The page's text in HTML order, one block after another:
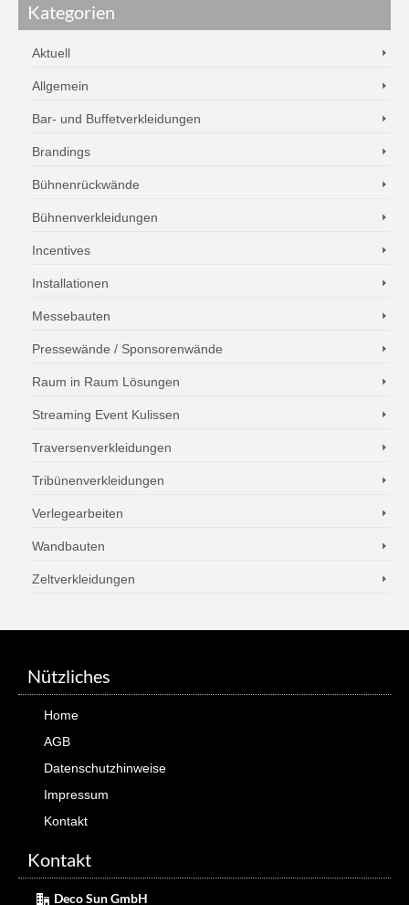
Kategorien
Aktuell
Allgemein
Bar- und Buffetverkleidungen
Brandings
Bühnenrückwände
Bühnenverkleidungen
Incentives
Installationen
Messebauten
Pressewände / Sponsorenwände
Raum in Raum Lösungen
Streaming Event Kulissen
Traversenverkleidungen
Tribünenverkleidungen
Verlegearbeiten
Wandbauten
Zeltverkleidungen
Nützliches
Home
AGB
Datenschutzhinweise
Impressum
Kontakt
Kontakt
Deco Sun GmbH